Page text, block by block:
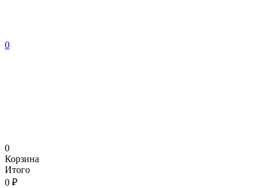
0
0
Корзина
Итого
0 ₽